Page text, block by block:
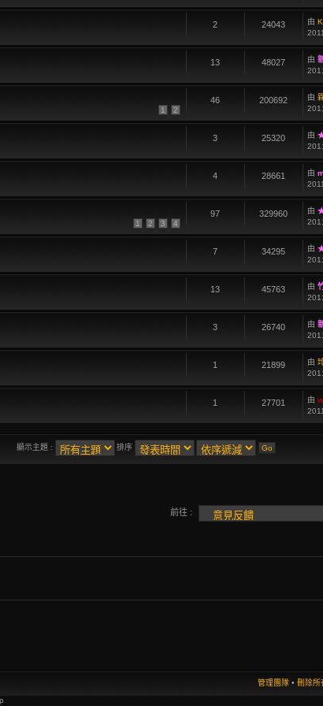
2 24043 由
13 48027 由
1 2
46 200692 由
3 25320 由
4 28661 由
1 2 3 4
97 329960 由
7 34295 由
13 45763 由
3 26740 由
1 21899 由
1 27701 由
顯示主題 : 排序
前往 :
管理團隊 • 刪除所